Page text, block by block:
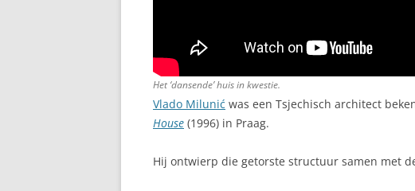
Het ‘dansende’ huis in kwestie.
Vlado Milunić was een Tsjechisch architect
House (1996) in Praag.
Hij ontwierp die getorste structuur samen met